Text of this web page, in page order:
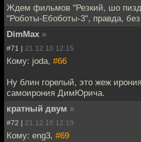
Ждем фильмов "Резкий, шо
"Роботы-Ебоботы-3", правда,
DimMax »
#71 | 21.12.10 12:15
Кому: joda, #66
Ну блин горелый, это жеж
самоирония ДимЮрича.
кратный двум »
#72 | 21.12.10 12:19
Кому: eng3, #69